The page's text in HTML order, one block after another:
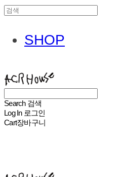
SHOP
Search 검색
Log In 로그인
Cart장바구니